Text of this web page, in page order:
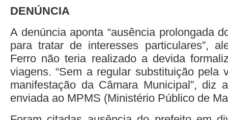
DENÚNCIA
A denúncia aponta “ausência prolongada
para tratar de interesses particulares”,
Ferro não teria realizado a devida
viagens. “Sem a regular substituição pela
manifestação da Câmara Municipal”, diz
enviada ao MPMS (Ministério Público de